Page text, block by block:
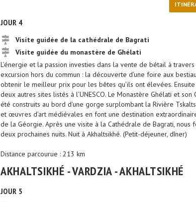
JOUR 4
Visite guidée de la cathédrale de Bagrati
Visite guidée du monastère de Ghélati
L’énergie et la passion investies dans la vente de bétail à
excursion hors du commun : la découverte d’une foire aux
obtenir le meilleur prix pour les bêtes qu’ils ont élevées.
deux autres sites listés à l’UNESCO. Le Monastère Ghélati et
été construits au bord d’une gorge surplombant la Rivière
et œuvres d’art médiévales en font une destination
de la Géorgie. Après une visite à la Cathédrale de Bagrati, nous
deux prochaines nuits. Nuit à Akhaltsikhé. (Petit-déjeuner, dîner)
Distance parcourue : 213 km
AKHALTSIKHÉ - VARDZIA - AKHALTSIKHÉ
JOUR 5